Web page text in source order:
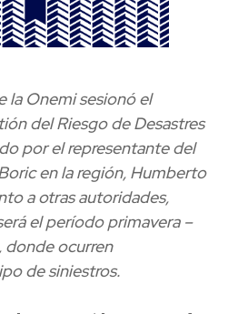
la Onemi sesionó el
del Riesgo de Desastres
por el representante del
en la región, Humberto
a otras autoridades,
el período primavera –
ocurren
de siniestros.